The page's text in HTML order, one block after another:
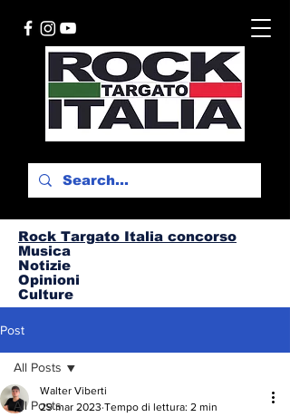
Rock Targato Italia concorso
Musica
Notizie
Opinioni
Culture
Post
All Posts
All Posts
Walter Viberti
29 mar 2023 Tempo di lettura: 2 min